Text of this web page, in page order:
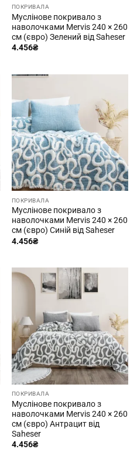
ПОКРИВАЛА
Муслінове покривало з
наволочками Mervis 240 × 260
см (євро) Зелений від Saheser
4.456₴
ПОКРИВАЛА
Муслінове покривало з
наволочками Mervis 240 × 260
см (євро) Синій від Saheser
4.456₴
ПОКРИВАЛА
Муслінове покривало з
наволочками Mervis 240 × 260
см (євро) Антрацит від
Saheser
4.456₴